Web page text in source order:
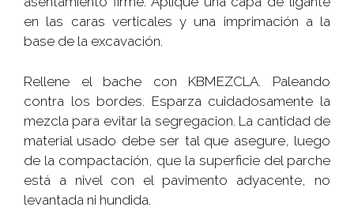
en las caras verticales y una imprimación a la
base de la excavación.
Rellene el bache con KBMEZCLA. Paleando
contra los bordes. Esparza cuidadosamente la
mezcla para evitar la segregacion. La cantidad de
material usado debe ser tal que asegure, luego
de la compactación, que la superficie del parche
está a nivel con el pavimento adyacente, no
levantada ni hundida.